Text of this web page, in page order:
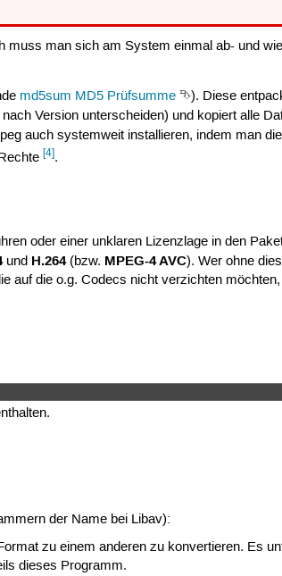
muss man sich am System einmal ab- und
md5sum MD5 Prüfsumme ⮷). Diese
Version unterscheiden) und kopiert alle
auch systemweit installieren, indem man
[4].
oder einer unklaren Lizenzlage in den
und H.264(bzw. MPEG-4 AVC). Wer ohne
auf die o.g. Codecs nicht verzichten
der Name bei Libav):
zu einem anderen zu konvertieren. Es
dieses Programm.